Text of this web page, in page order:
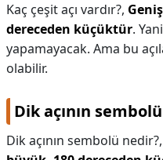
Kaç çeşit açı vardır?,
dereceden küçüktür.
yapamayacak. Ama bu
olabilir.
Dik açının
Dik açının sembolü nedir?,